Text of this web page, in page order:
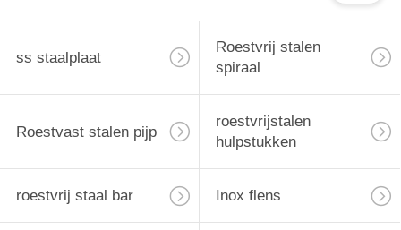
ss staalplaat
Roestvrij stalen
spiraal
Roestvast stalen pijp
roestvrijstalen
hulpstukken
roestvrij staal bar Inox flens